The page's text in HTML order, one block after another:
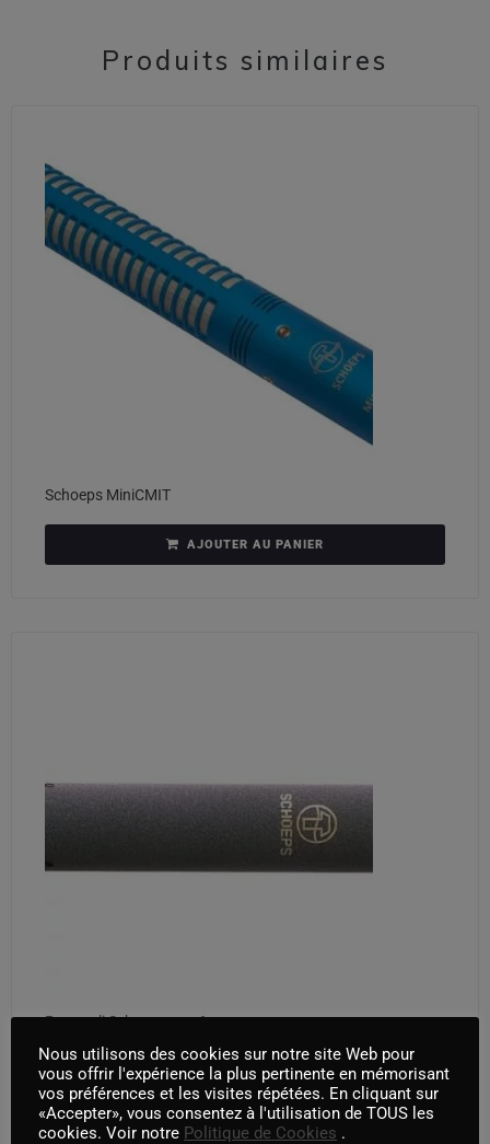
Produits similaires
Schoeps MiniCMIT
AJOUTER AU PANIER
Preampli Schoeps cmc6
AJOUTER AU PANIER
Nous utilisons des cookies sur notre site Web pour
vous offrir l'expérience la plus pertinente en mémorisant
vos préférences et les visites répétées. En cliquant sur
«Accepter», vous consentez à l'utilisation de TOUS les
cookies. Voir notre Politique de Cookies .